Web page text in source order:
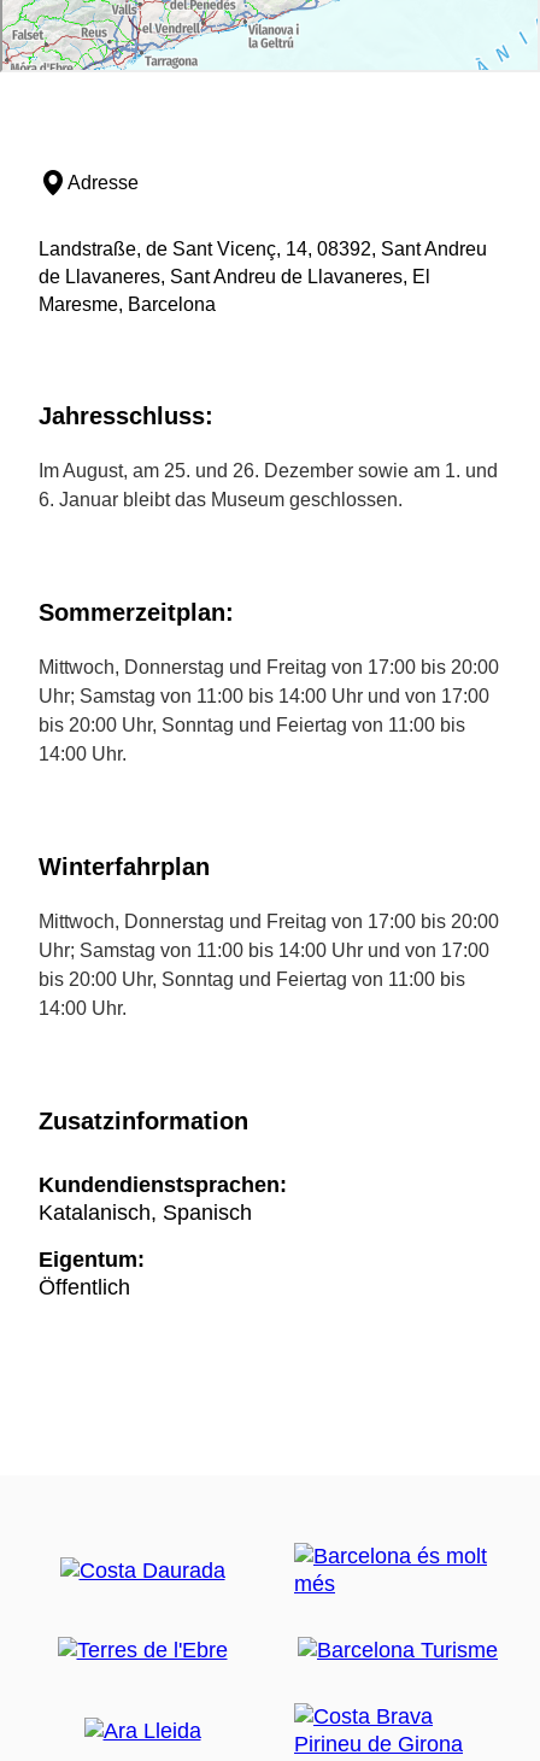
Adresse
Landstraße, de Sant Vicenç, 14, 08392, Sant Andreu
de Llavaneres, Sant Andreu de Llavaneres, El
Maresme, Barcelona
Jahresschluss:
Im August, am 25. und 26. Dezember sowie am 1. und
6. Januar bleibt das Museum geschlossen.
Sommerzeitplan:
Mittwoch, Donnerstag und Freitag von 17:00 bis 20:00
Uhr; Samstag von 11:00 bis 14:00 Uhr und von 17:00
bis 20:00 Uhr, Sonntag und Feiertag von 11:00 bis
14:00 Uhr.
Winterfahrplan
Mittwoch, Donnerstag und Freitag von 17:00 bis 20:00
Uhr; Samstag von 11:00 bis 14:00 Uhr und von 17:00
bis 20:00 Uhr, Sonntag und Feiertag von 11:00 bis
14:00 Uhr.
Zusatzinformation
Kundendienstsprachen:
Katalanisch, Spanisch
Eigentum:
Öffentlich